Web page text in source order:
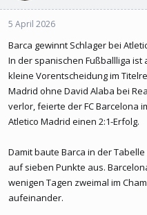
5 April 2026
Barca gewinnt Schlager bei
In der spanischen Fußballliga ist
kleine Vorentscheidung im
Madrid ohne David Alaba bei
verlor, feierte der FC Barcelona
Atletico Madrid einen 2:1-Erfolg.
Damit baute Barca in der
auf sieben Punkte aus.
wenigen Tagen zweimal im
aufeinander.